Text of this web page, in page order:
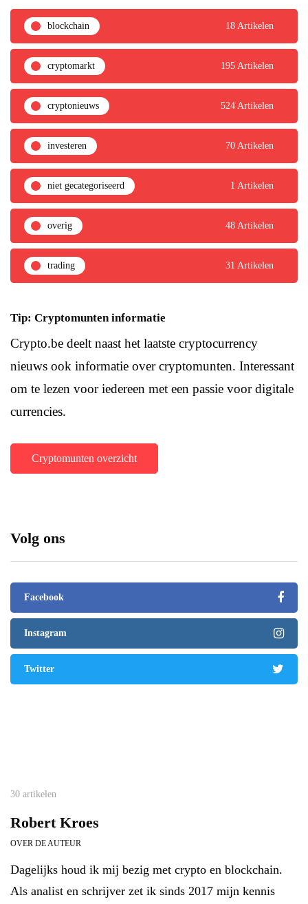
blockchain 18 Artikelen
cryptomarkt 195 Artikelen
cryptonieuws 524 Artikelen
investeren 70 Artikelen
niet gecategoriseerd 1 Artikelen
overig 48 Artikelen
trading 31 Artikelen
Tip: Cryptomunten informatie
Crypto.be deelt naast het laatste cryptocurrency
nieuws ook informatie over cryptomunten. Interessant
om te lezen voor iedereen met een passie voor digitale
currencies.
Cryptomunten overzicht
Volg ons
Facebook
Instagram
Twitter
30 artikelen
Robert Kroes
OVER DE AUTEUR
Dagelijks houd ik mij bezig met crypto en blockchain.
Als analist en schrijver zet ik sinds 2017 mijn kennis